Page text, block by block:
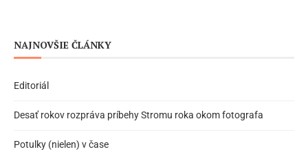
NAJNOVŠIE ČLÁNKY
Editoriál
Desať rokov rozpráva príbehy Stromu roka okom fotografa
Potulky (nielen) v čase